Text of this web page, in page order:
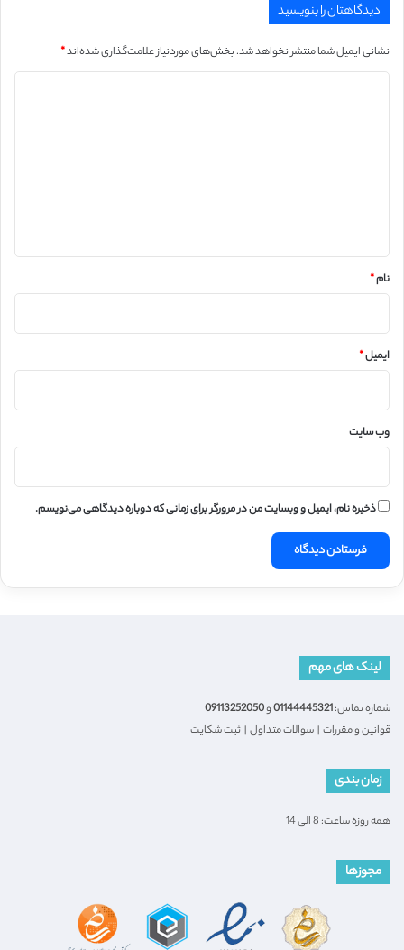
دیدگاهتان را بنویسید
نشانی ایمیل شما منتشر نخواهد شد.بخش‌های موردنیاز علامت‌گذاری شده‌اند*
نام*
ایمیل*
وب‌ سایت
ذخیره نام، ایمیل و وبسایت من در مرورگر برای زمانی که دوباره دیدگاهی می‌نویسم.
لینک های مهم
شماره تماس:01144445321و09113252050
قوانین و مقررات | سوالات متداول | ثبت شکایت
زمان بندی
همه روزه ساعت: 8 الی 14
مجوزها